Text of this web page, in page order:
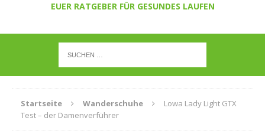
EUER RATGEBER FÜR GESUNDES LAUFEN
Startseite Wanderschuhe
Lowa Lady Light GTX
Test – der Damenverführer